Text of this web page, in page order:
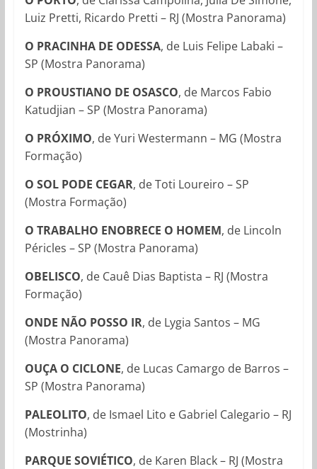
Luiz Pretti, Ricardo Pretti – RJ (Mostra Panorama)
O PRACINHA DE ODESSA, de Luis Felipe Labaki –
SP (Mostra Panorama)
O PROUSTIANO DE OSASCO, de Marcos Fabio
Katudjian – SP (Mostra Panorama)
O PRÓXIMO, de Yuri Westermann – MG (Mostra
Formação)
O SOL PODE CEGAR, deToti Loureiro – SP
(Mostra Formação)
O TRABALHO ENOBRECE O HOMEM, de Lincoln
Péricles – SP (Mostra Panorama)
OBELISCO, de Cauê Dias Baptista – RJ (Mostra
Formação)
ONDE NÃO POSSO IR, de Lygia Santos – MG
(Mostra Panorama)
OUÇA O CICLONE, de Lucas Camargo de Barros –
SP (Mostra Panorama)
PALEOLITO, de Ismael Lito e Gabriel Calegario – RJ
(Mostrinha)
PARQUE SOVIÉTICO, de Karen Black – RJ (Mostra